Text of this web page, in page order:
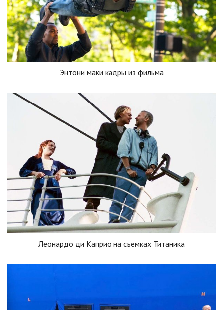
Энтони маки кадры из фильма
Леонардо ди Каприо на съемках Титаника